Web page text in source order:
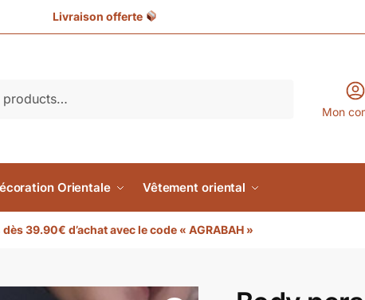
Livraison offerte
Mon
Orientale Vêtement oriental
dès 39.90€ d’achat avec le code « AGRABAH »